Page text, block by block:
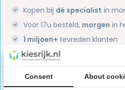
Kopen bij dé specialist in
Voor 17u besteld, morgen in
1 miljoen+ tevreden klanten
Heb je een vraag
Onze specialisten helpen je
Consent About